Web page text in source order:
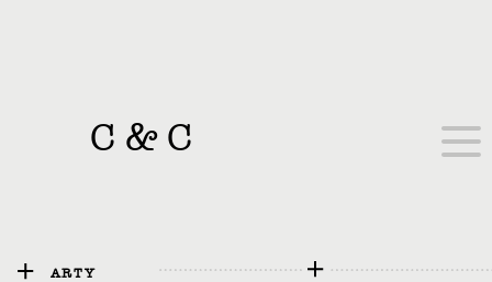
C &C
ARTY